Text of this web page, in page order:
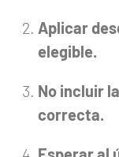
Aplicar
elegible.
No incluir
correcta.